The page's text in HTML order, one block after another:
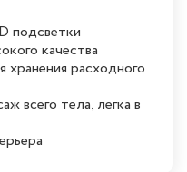
подсветки
качества
расходного
всего тела, легка в